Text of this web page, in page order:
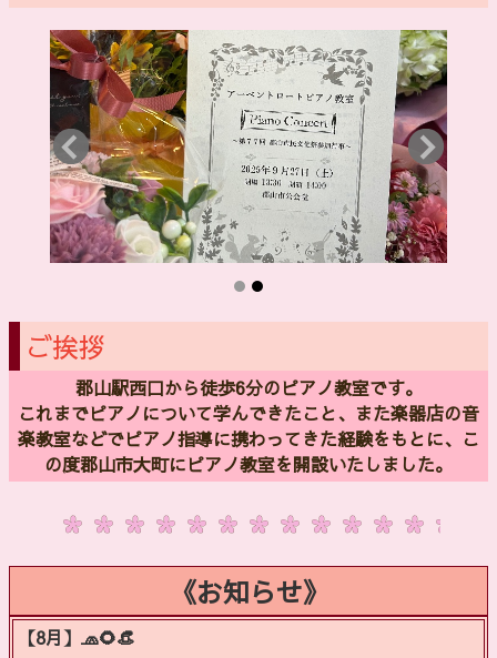
ご挨拶
郡山駅西口から徒歩6分のピアノ教室です。
これまでピアノについて学んできたこと、また楽器店の音
楽教室などでピアノ指導に携わってきた経験をもとに、こ
の度郡山市大町にピアノ教室を開設いたしました。
《お知らせ》
【8月】🧢🌻👒